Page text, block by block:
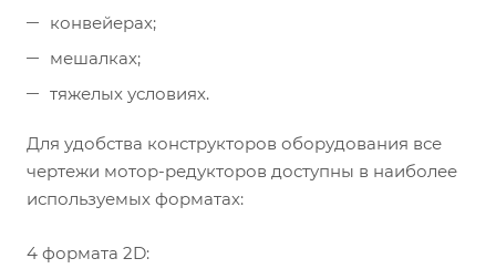
конвейерах;
мешалках;
тяжелых условиях.
Для удобства конструкторов оборудования все
чертежи мотор-редукторов доступны в наиболее
используемых форматах:
4 формата 2D: